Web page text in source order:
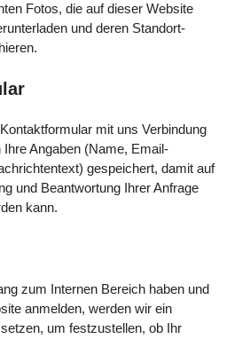
Fotos, die auf dieser Website
und deren Standort-
mit uns Verbindung
Angaben (Name, Email-
gespeichert, damit auf
und Beantwortung Ihrer Anfrage
kann.
zum Internen Bereich haben und
anmelden, werden wir ein
um festzustellen, ob Ihr